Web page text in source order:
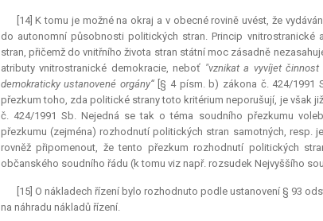
[14] K tomu je možné na okraj a v obecné rovině uvést, že
do autonomní působnosti politických stran. Princip
stran, přičemž do vnitřního života stran státní moc zásadně
atributy vnitrostranické demokracie, neboť "vznikat a vyvíjet
demokraticky ustanovené orgány“[§ 4 písm. b) zákona č. 424/1991
přezkum toho, zda politické strany toto kritérium neporušují, je však
č. 424/1991 Sb. Nejedná se tak o téma soudního přezkumu
přezkumu (zejména) rozhodnutí politických stran samotných, resp.
rovněž připomenout, že tento přezkum rozhodnutí politických
občanského soudního řádu (k tomu viz např. rozsudek Nejvyššího
[15] O nákladech řízení bylo rozhodnuto podle ustanovení § 93
na náhradu nákladů řízení.